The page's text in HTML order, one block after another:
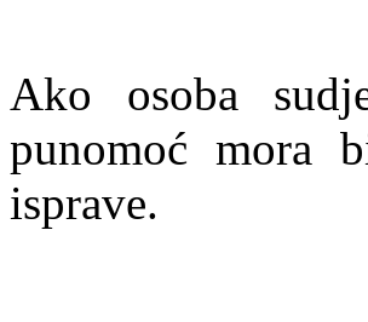
Ako osoba
punomoć mora
isprave.